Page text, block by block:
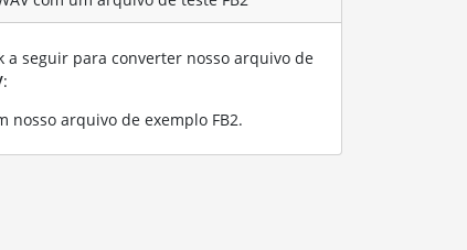
a seguir para converter nosso arquivo de
:
nosso arquivo de exemplo FB2.